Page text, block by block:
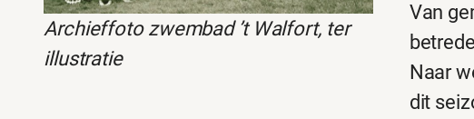
Archieffoto zwembad ’t Walfort, ter
illustratie
Van
Naar
dit